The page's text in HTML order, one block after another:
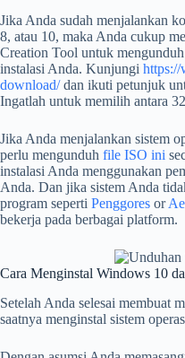
Jika Anda sudah menjalankan
8, atau 10, maka Anda cukup
Creation Tool untuk
instalasi Anda. Kunjungi
download/dan ikuti petunjuk
Ingatlah untuk memilih antara
Jika Anda menjalankan sistem
perlu mengunduh file ISO ini
instalasi Anda menggunakan
Anda. Dan jika sistem Anda
program seperti Penggores or
bekerja pada berbagai platform.
Cara Menginstal Windows 10
Setelah Anda selesai membuat
saatnya menginstal sistem